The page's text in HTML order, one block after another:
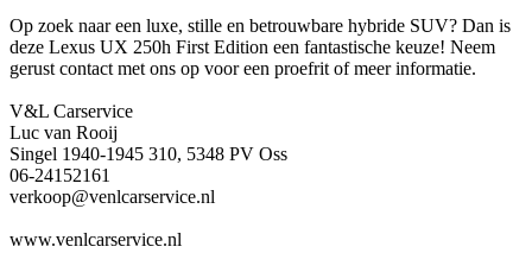
Op zoek naar een luxe, stille en betrouwbare hybride SUV? Dan is
deze Lexus UX 250h First Edition een fantastische keuze! Neem
gerust contact met ons op voor een proefrit of meer informatie.
V&L Carservice
Luc van Rooij
Singel 1940-1945 310, 5348 PV Oss
06-24152161
verkoop@venlcarservice.nl
www.venlcarservice.nl